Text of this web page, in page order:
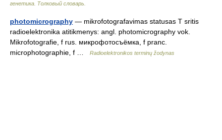
генетика. Толковый словарь.
photomicrography — mikrofotografavimas statusas T sritis
radioelektronika atitikmenys: angl. photomicrography vok.
Mikrofotografie, f rus. микрофотосъёмка, f pranc.
microphotographie, f …
Radioelektronikos terminų žodynas